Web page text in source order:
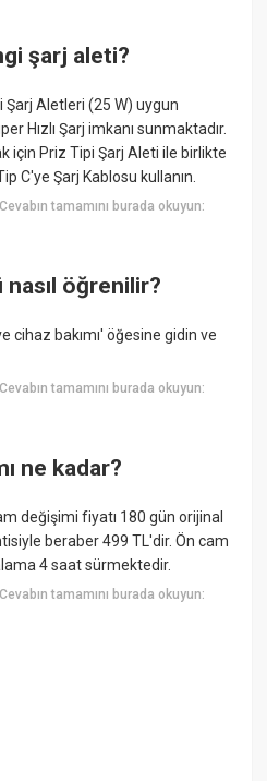
şarj aleti?
Şarj Aletleri (25 W) uygun
Hızlı Şarj imkanı sunmaktadır.
için Priz Tipi Şarj Aleti ile birlikte
C'ye Şarj Kablosu kullanın.
Cevabın tamamını burada okuyun:
öğrenilir?
cihaz bakımı' öğesine gidin ve
Cevabın tamamını burada okuyun:
ne kadar?
değişimi fiyatı 180 gün orijinal
beraber 499 TL'dir. Ön cam
4 saat sürmektedir.
Cevabın tamamını burada okuyun: